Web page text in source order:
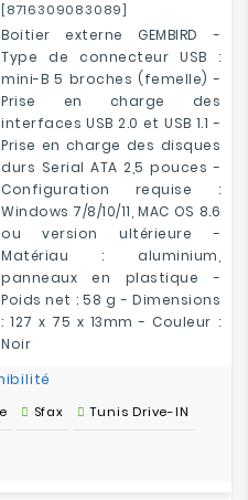
[8716309083089]
Boitier externe GEMBIRD -
Type de connecteur USB :
mini-B 5 broches (femelle) -
Prise en charge des
interfaces USB 2.0 et USB 1.1 -
Prise en charge des disques
durs Serial ATA 2,5 pouces -
Configuration requise :
Windows 7/8/10/11, MAC OS 8.6
ou version ultérieure -
Matériau : aluminium,
panneaux en plastique -
Poids net : 58 g - Dimensions
: 127 x 75 x 13mm - Couleur :
Noir
Sfax Tunis Drive-IN